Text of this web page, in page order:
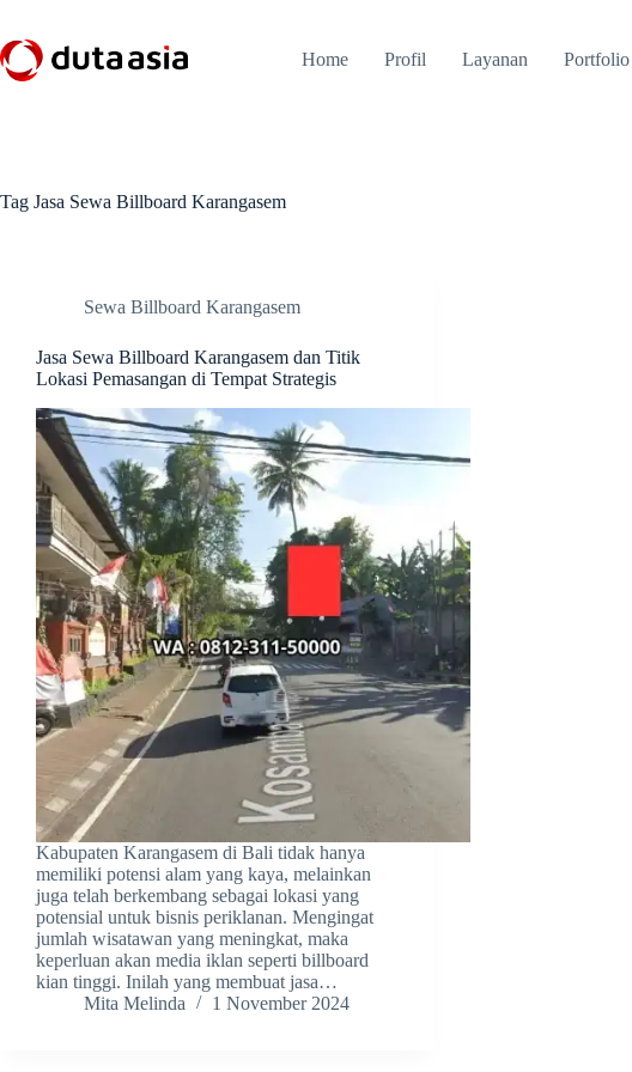
content
Home Profil Layanan Portfolio
Tag Jasa Sewa Billboard Karangasem
Sewa Billboard Karangasem
Jasa Sewa Billboard Karangasem dan Titik
Lokasi Pemasangan di Tempat Strategis
Kabupaten Karangasem di Bali tidak hanya
memiliki potensi alam yang kaya, melainkan
juga telah berkembang sebagai lokasi yang
potensial untuk bisnis periklanan. Mengingat
jumlah wisatawan yang meningkat, maka
keperluan akan media iklan seperti billboard
kian tinggi. Inilah yang membuat jasa…
Mita Melinda
1 November 2024